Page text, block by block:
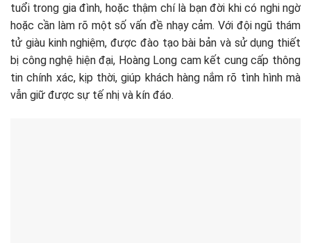
tuổi trong gia đình, hoặc thậm chí là bạn đời khi có nghi ngờ
hoặc cần làm rõ một số vấn đề nhạy cảm. Với đội ngũ thám
tử giàu kinh nghiệm, được đào tạo bài bản và sử dụng thiết
bị công nghệ hiện đại, Hoàng Long cam kết cung cấp thông
tin chính xác, kịp thời, giúp khách hàng nắm rõ tình hình mà
vẫn giữ được sự tế nhị và kín đáo.